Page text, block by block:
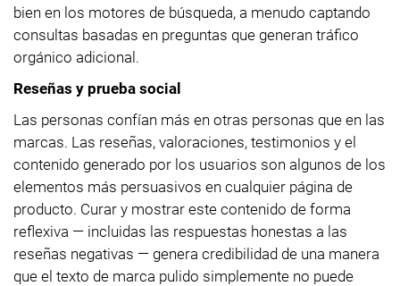
bien en los motores de búsqueda, a menudo captando
consultas basadas en preguntas que generan tráfico
orgánico adicional.
Reseñas y prueba social
Las personas confían más en otras personas que en las
marcas. Las reseñas, valoraciones, testimonios y el
contenido generado por los usuarios son algunos de los
elementos más persuasivos en cualquier página de
producto. Curar y mostrar este contenido de forma
reflexiva — incluidas las respuestas honestas a las
reseñas negativas — genera credibilidad de una manera
que el texto de marca pulido simplemente no puede